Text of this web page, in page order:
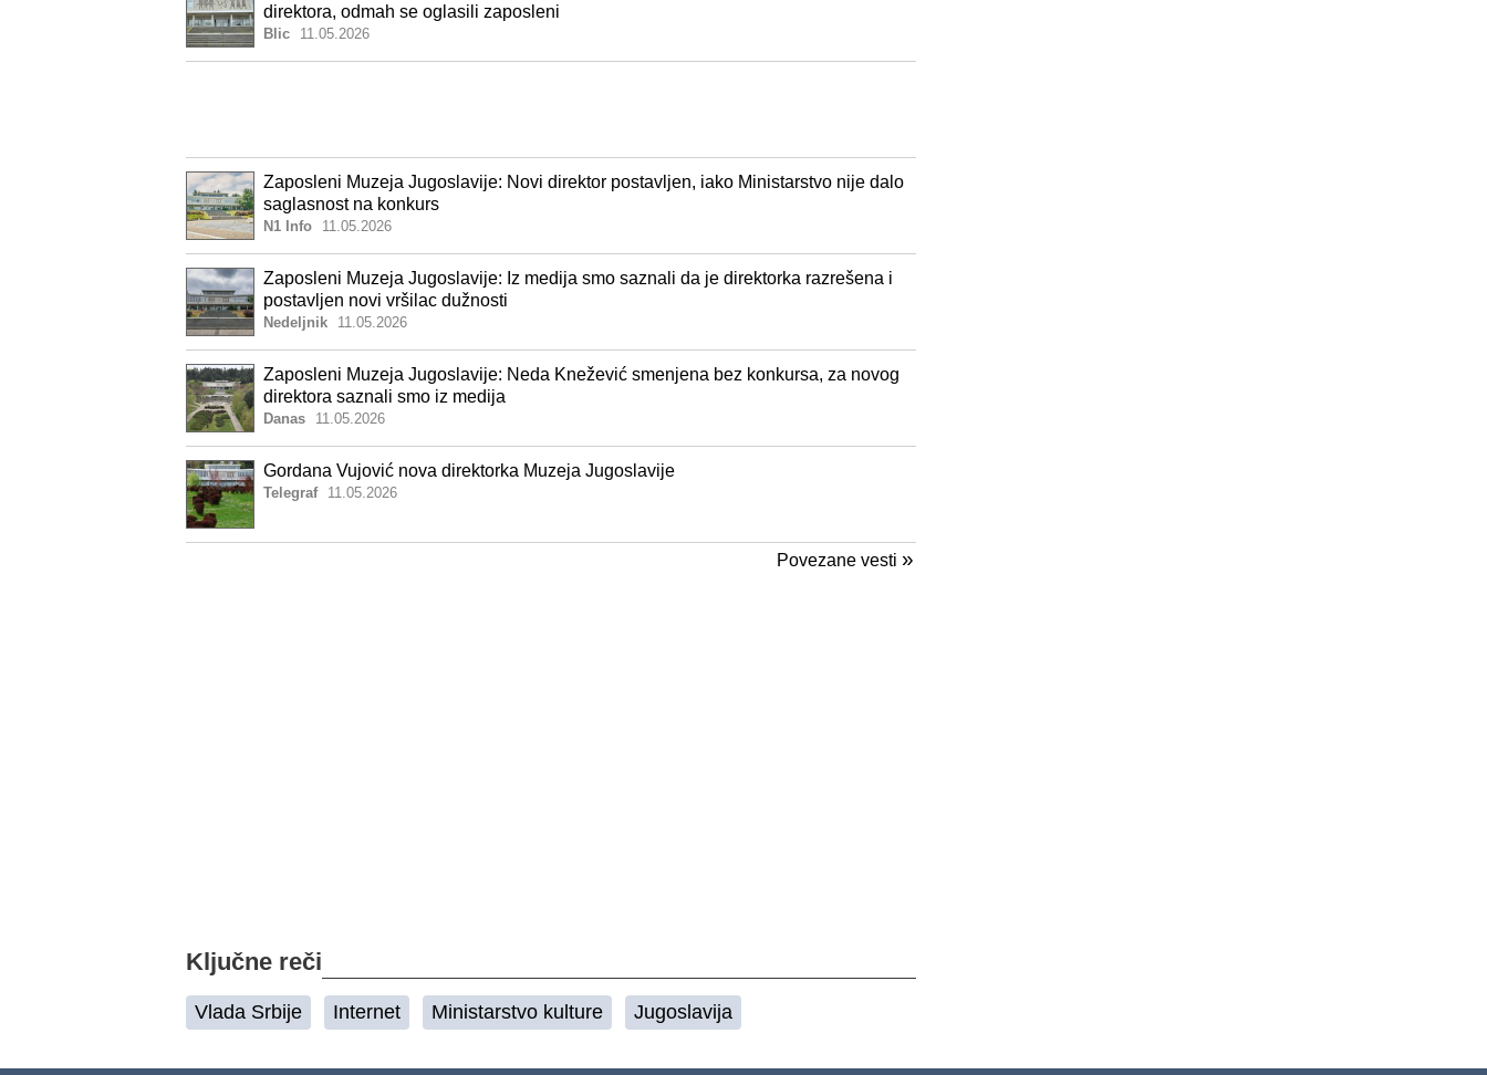
direktora, odmah se oglasili zaposleni
Blic 11.05.2026
Zaposleni Muzeja Jugoslavije: Novi direktor postavljen, iako Ministarstvo nije dalo
saglasnost na konkurs
N1 Info 11.05.2026
Zaposleni Muzeja Jugoslavije: Iz medija smo saznali da je direktorka razrešena i
postavljen novi vršilac dužnosti
Nedeljnik 11.05.2026
Zaposleni Muzeja Jugoslavije: Neda Knežević smenjena bez konkursa, za novog
direktora saznali smo iz medija
Danas 11.05.2026
Gordana Vujović nova direktorka Muzeja Jugoslavije
Telegraf 11.05.2026
Povezane vesti »
Ključne reči
Vlada Srbije Internet Ministarstvo kulture Jugoslavija